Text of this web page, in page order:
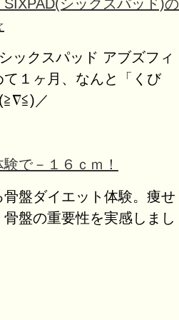
シックスパッド)の
ックスパッド アブズフィ
て１ヶ月、なんと「くび
／
で－１６ｃｍ！
骨盤ダイエット体験。痩せ
盤の重要性を実感しまし